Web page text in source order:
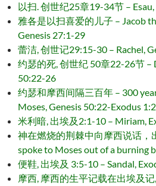
以扫. 创世纪25章19-34节 –
雅各是以扫喜爱的儿子 – Jacob
Genesis 27:1-29
蕾洁, 创世记29:15-30 – Rachel,
约瑟的死, 创世纪 50章22-26节 –
50:22-26
约瑟和摩西间隔三百年 – 300
Moses, Genesis 50:22-Exodus
米利暗, 出埃及2:1-10 – Miriam,
神在燃烧的荆棘中向摩西说话，
spoke to Moses out of a burning
便鞋, 出埃及 3:5-10 – Sandal,
摩西, 摩西的生平记载在出埃及